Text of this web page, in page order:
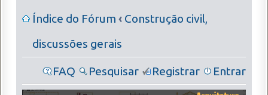
Índice do Fórum ‹ Construção civil,
discussões gerais
FAQ Pesquisar Registrar Entrar